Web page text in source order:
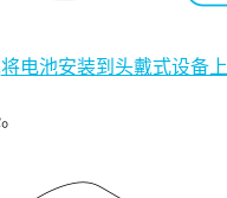
将电池安装到头戴式设备上